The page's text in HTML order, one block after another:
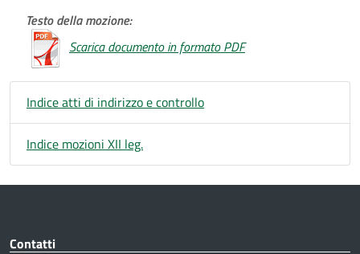
Testo della mozione:
Scarica documento in formato PDF
Indice atti di indirizzo e controllo
Indice mozioni XII leg.
Contatti